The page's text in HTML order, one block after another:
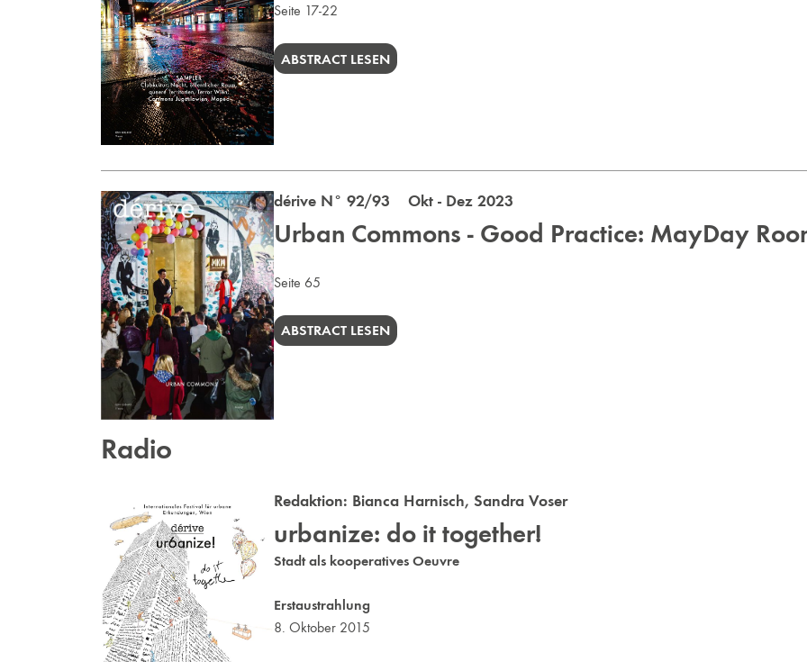
Seite 17-22
ABSTRACT LESEN
dérive N° 92/93 Okt - Dez 2023
Urban Commons - Good Practice: MayDay
Seite 65
ABSTRACT LESEN
Radio
Redaktion: Bianca Harnisch, Sandra Voser
urbanize: do it together!
Stadt als kooperatives Oeuvre
Erstaustrahlung
8. Oktober 2015